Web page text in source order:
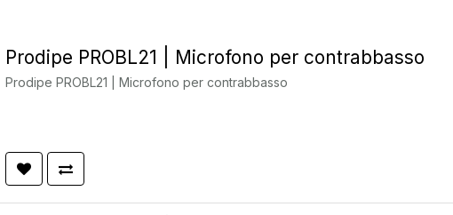
Prodipe PROBL21 | Microfono per contrabbasso
Prodipe PROBL21 | Microfono per contrabbasso